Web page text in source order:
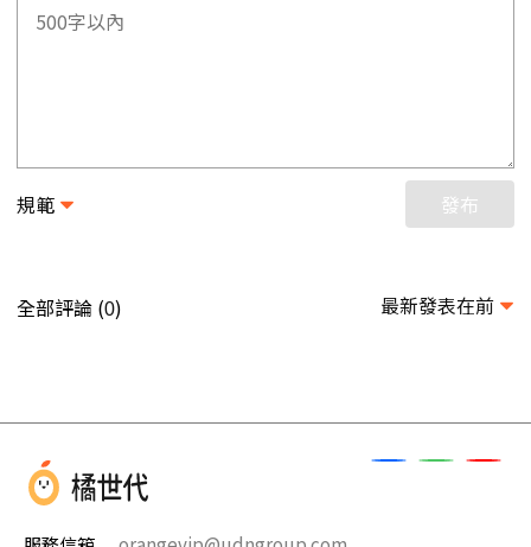
規範 發布
全部評論 (0) 最新發表在前